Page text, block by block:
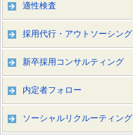
適性検査
採用代行・アウトソーシング
新卒採用コンサルティング
内定者フォロー
ソーシャルリクルーティング